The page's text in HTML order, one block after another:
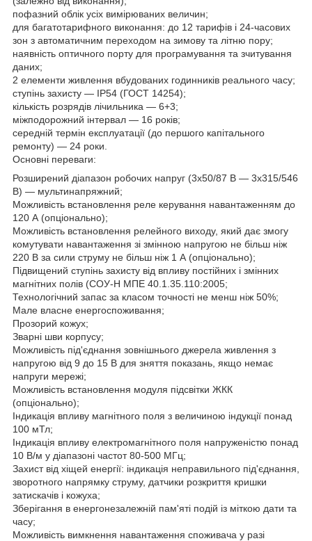
пофазний облік усіх вимірюваних величин;
для багатотарифного виконання: до 12 тарифів і 24-часових
зон з автоматичним переходом на зимову та літню пору;
наявність оптичного порту для програмування та зчитування
даних;
2 елементи живлення вбудованих годинників реального часу;
ступінь захисту — ІР54 (ГОСТ 14254);
кількість розрядів лічильника — 6+3;
міжподорожний інтервал — 16 років;
середній термін експлуатації (до першого капітального
ремонту) — 24 роки.
Основні переваги:
Розширений діапазон робочих напруг (3х50/87 В — 3х315/546
В) — мультинапряжний;
Можливість встановлення реле керування навантаженням до
120 А (опціонально);
Можливість встановлення релейного виходу, який дає змогу
комутувати навантаження зі змінною напругою не більш ніж
220 В за сили струму не більш ніж 1 А (опціонально);
Підвищений ступінь захисту від впливу постійних і змінних
магнітних полів (СОУ-Н МПЕ 40.1.35.110:2005;
Технологічний запас за класом точності не менш ніж 50%;
Мале власне енергоспоживання;
Прозорий кожух;
Зварні шви корпусу;
Можливість під'єднання зовнішнього джерела живлення з
напругою від 9 до 15 В для зняття показань, якщо немає
напруги мережі;
Можливість встановлення модуля підсвітки ЖКК
(опціонально);
Індикація впливу магнітного поля з величиною індукції понад
100 мТл;
Індикація впливу електромагнітного поля напруженістю понад
10 В/м у діапазоні частот 80-500 МГц;
Захист від хіщей енергії: індикація неправильного під'єднання,
зворотного напрямку струму, датчики розкриття кришки
затискачів і кожуха;
Зберігання в енергонезалежній пам'яті подій із міткою дати та
часу;
Можливість вимкнення навантаження споживача у разі